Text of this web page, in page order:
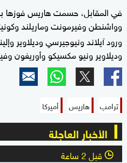
في المقابل، حسمت هاريس فوزها
وواشنطن وفيرمونت وماريلند
ورود آيلاند ونيوجيرسي وديلاوير
وديلاوير ونيو مكسيكو وأوريغون
ترامب هاريس أميركا
الأخبار العاجلة
l قبل 2 ساعة